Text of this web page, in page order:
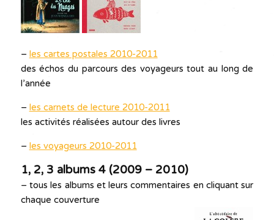
– les cartes postales 2010-2011
des échos du parcours des voyageurs tout au long de
l’année
– les carnets de lecture 2010-2011
les activités réalisées autour des livres
– les voyageurs 2010-2011
1, 2, 3 albums 4 (2009 – 2010)
– tous les albums et leurs commentaires en cliquant sur
chaque couverture